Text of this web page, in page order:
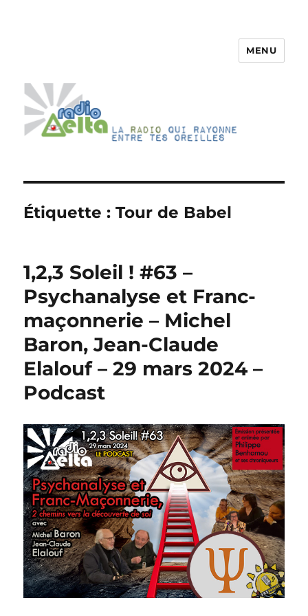
MENU
Étiquette :Tour de Babel
1,2,3 Soleil ! #63 –
Psychanalyse et Franc-
maçonnerie – Michel
Baron, Jean-Claude
Elalouf – 29 mars 2024 –
Podcast